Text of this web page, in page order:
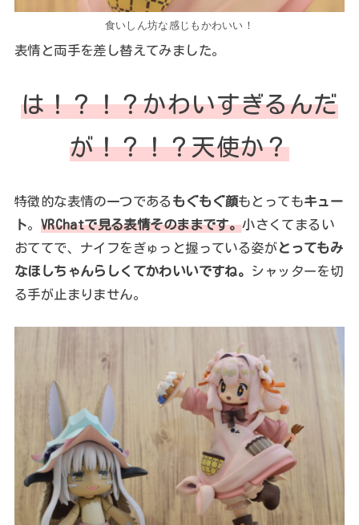
食いしん坊な感じもかわいい！
表情と両手を差し替えてみました。
は！？！？かわいすぎるんだ
が！？！？天使か？
特徴的な表情の一つである もぐもぐ顔もとってもキュー
ト。 VRChatで見る表情そのままです。小さくてまるい
おててで、ナイフをぎゅっと握っている姿が とってもみ
なほしちゃんらしくてかわいいですね。 シャッターを切
る手が止まりません。